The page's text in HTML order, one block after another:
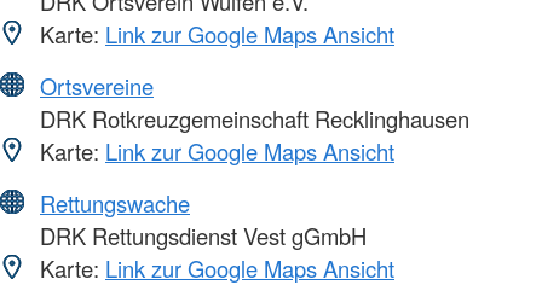
Karte: Link zur Google Maps Ansicht
Ortsvereine
DRK Rotkreuzgemeinschaft Recklinghausen
Karte: Link zur Google Maps Ansicht
Rettungswache
DRK Rettungsdienst Vest gGmbH
Karte: Link zur Google Maps Ansicht